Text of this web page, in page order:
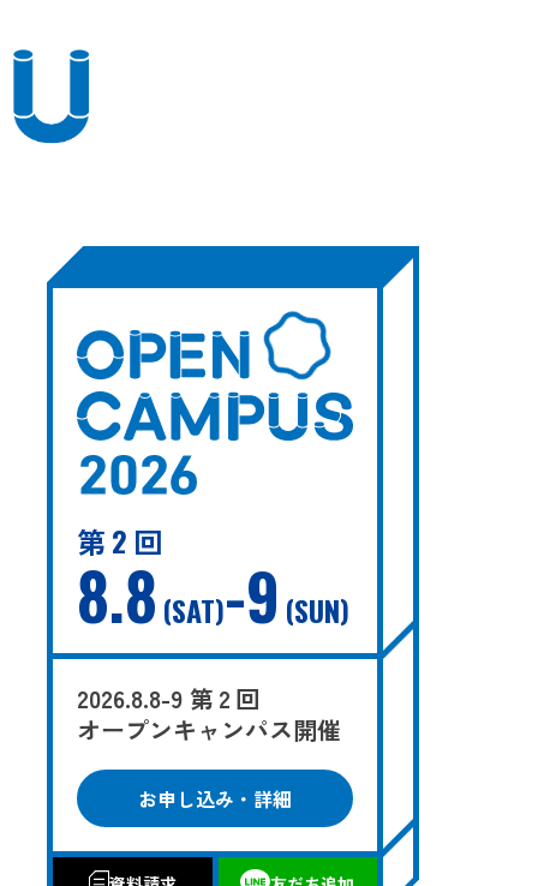
第 2 回
8.8 SAT -9 SUN
2026.8.8-9 第 2 回
オープンキャンパス開催
お申し込み・詳細